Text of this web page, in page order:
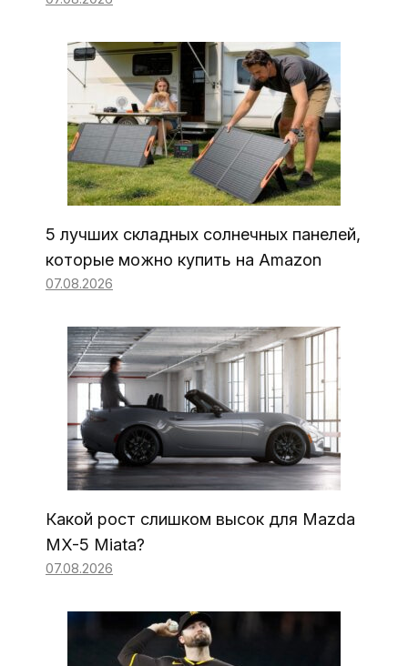
5 лучших складных солнечных панелей,
которые можно купить на Amazon
07.08.2026
Какой рост слишком высок для Mazda
MX-5 Miata?
07.08.2026